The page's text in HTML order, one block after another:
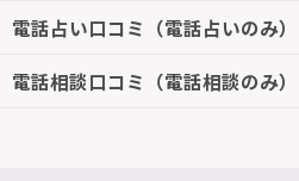
電話占い口コミ（電話占いのみ）
電話相談口コミ（電話相談のみ）